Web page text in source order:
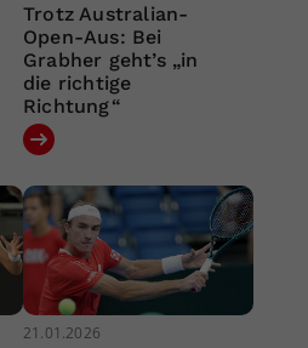
Trotz Australian-
Open-Aus: Bei
Grabher geht’s „in
die richtige
Richtung“
21.01.2026